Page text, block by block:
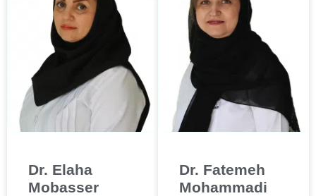
Dr. Elaha
Mobasser
Dr. Fatemeh
Mohammadi